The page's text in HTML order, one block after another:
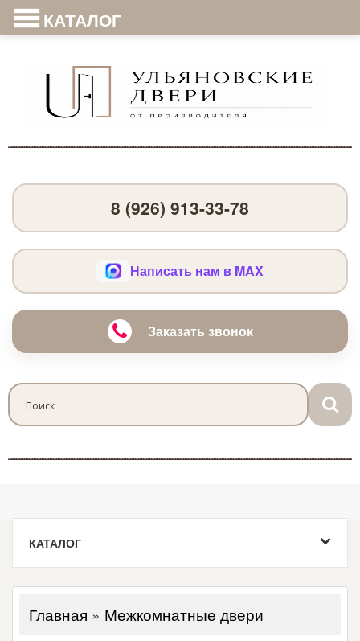
КАТАЛОГ
8 (926) 913-33-78
Написать нам в MAX
Заказать звонок
КАТАЛОГ
Главная » Межкомнатные двери